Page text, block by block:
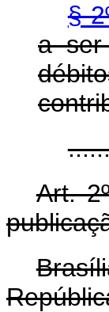
§
a ser
Art.